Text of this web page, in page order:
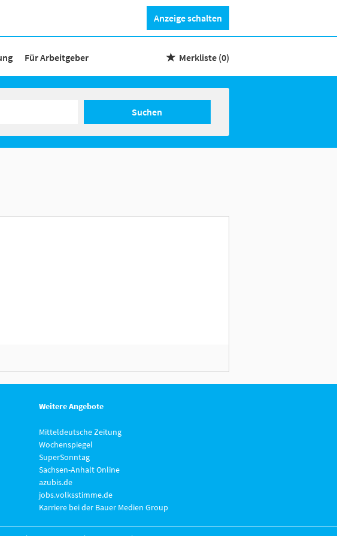
Anzeige schalten
Für Arbeitgeber Merkliste (0)
Suchen
Weitere Angebote
Mitteldeutsche Zeitung
Wochenspiegel
SuperSonntag
Sachsen-Anhalt Online
azubis.de
jobs.volksstimme.de
Karriere bei der Bauer Medien Group